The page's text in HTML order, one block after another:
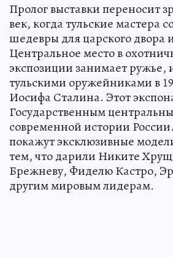
Пролог выставки переносит
век, когда тульские мастера
шедевры для царского двора
Центральное место в
экспозиции занимает ружье,
тульскими оружейниками в
Иосифа Сталина. Этот
Государственным
современной истории
покажут эксклюзивные
тем, что дарили Никите
Брежневу, Фиделю Кастро,
другим мировым лидерам.